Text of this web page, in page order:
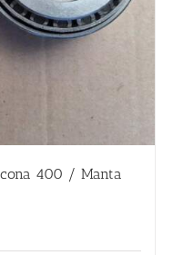
400 / Manta